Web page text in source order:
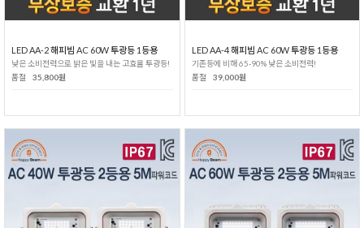
LED AA-2 해피빔 AC 60W 투광등 1등용
낮은 소비전력으로 밝은 빛을 내는 고효율 투광등!
품절
35,800원
LED AA-4 해피빔 AC 60W 투광등 1등용
기존등에 비해 65-90% 낮은 소비전력!
품절
39,000원